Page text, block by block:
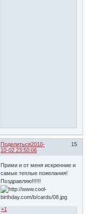
Поделиться 15
2010-
10-02 23:50:06
Прими и от меня искренние и
самые теплые пожелания!
Поздравляю!!!!!!
+1